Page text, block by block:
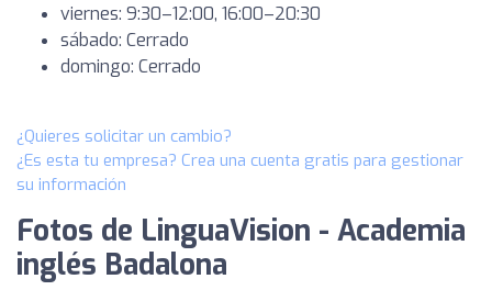
viernes: 9:30–12:00, 16:00–20:30
sábado: Cerrado
domingo: Cerrado
¿Quieres solicitar un cambio?
¿Es esta tu empresa? Crea una cuenta gratis para gestionar
su información
Fotos de LinguaVision - Academia
inglés Badalona